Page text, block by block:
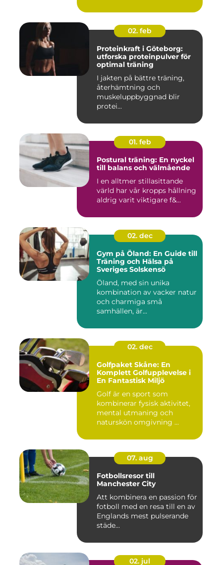
02. feb
Proteinkraft i Göteborg:
utforska proteinpulver för
optimal träning
I jakten på bättre träning,
återhämtning och
muskeluppbyggnad blir
protei...
01. feb
Postural träning: En nyckel
till balans och välmående
I en alltmer stillasittande
värld har vår kropps hållning
aldrig varit viktigare f&...
02. dec
Gym på Öland: En Guide till
Träning och Hälsa på
Sveriges Solskensö
Öland, med sin unika
kombination av vacker natur
och charmiga små
samhällen, är...
02. dec
Golfpaket Skåne: En
Komplett Golfupplevelse i
En Fantastisk Miljö
Golf är en sport som
kombinerar fysisk aktivitet,
mental utmaning och
naturskön omgivning ...
07. aug
Fotbollsresor till
Manchester City
Att kombinera en passion för
fotboll med en resa till en av
Englands mest pulserande
städe...
02. jul